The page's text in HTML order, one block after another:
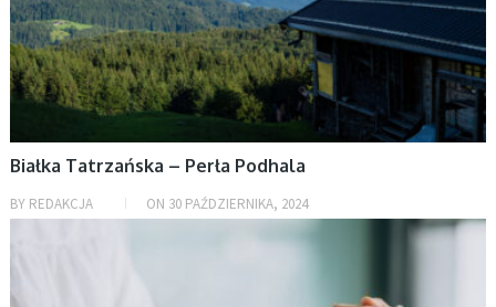
Białka Tatrzańska – Perła Podhala
BY REDAKCJA ON 30 PAŹDZIERNIKA, 2024